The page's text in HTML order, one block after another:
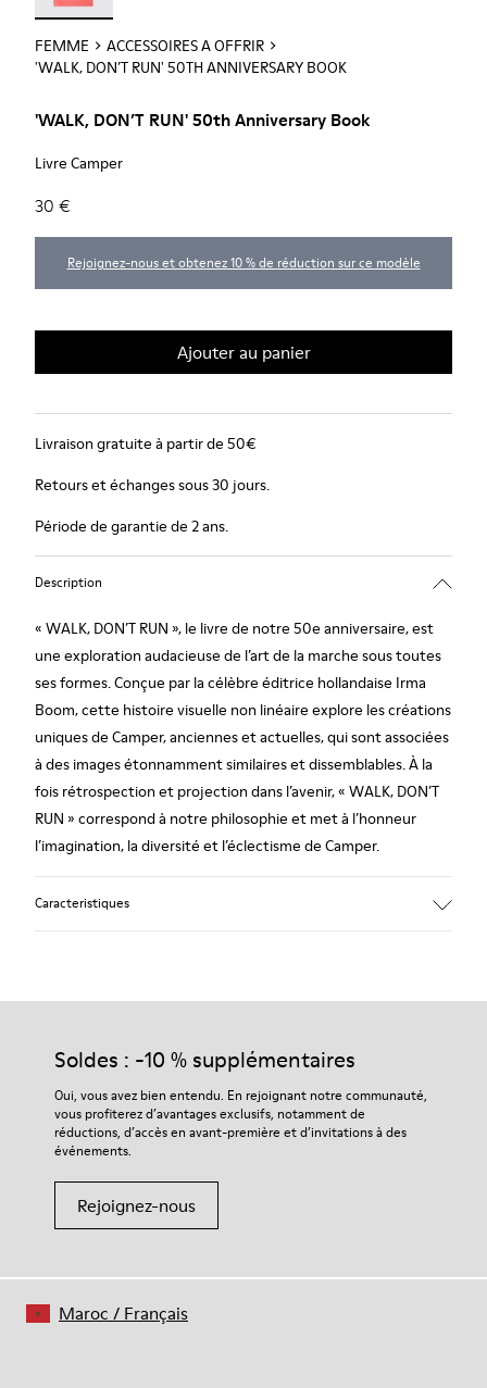
FEMME
ACCESSOIRES A OFFRIR
'WALK, DON’T RUN' 50TH ANNIVERSARY BOOK
'WALK, DON’T RUN' 50th Anniversary Book
Livre Camper
30 €
Rejoignez-nous et obtenez 10 % de réduction sur ce modèle
Ajouter au panier
Livraison gratuite à partir de 50€
Retours et échanges sous 30 jours.
Période de garantie de 2 ans.
Description
« WALK, DON’T RUN », le livre de notre 50e anniversaire, est
une exploration audacieuse de l’art de la marche sous toutes
ses formes. Conçue par la célèbre éditrice hollandaise Irma
Boom, cette histoire visuelle non linéaire explore les créations
uniques de Camper, anciennes et actuelles, qui sont associées
à des images étonnamment similaires et dissemblables. À la
fois rétrospection et projection dans l’avenir, « WALK, DON’T
RUN » correspond à notre philosophie et met à l’honneur
l’imagination, la diversité et l’éclectisme de Camper.
Caracteristiques
Soldes : -10 % supplémentaires
Oui, vous avez bien entendu. En rejoignant notre communauté,
vous profiterez d’avantages exclusifs, notamment de
réductions, d’accès en avant-première et d’invitations à des
événements.
Rejoignez-nous
Maroc / Français